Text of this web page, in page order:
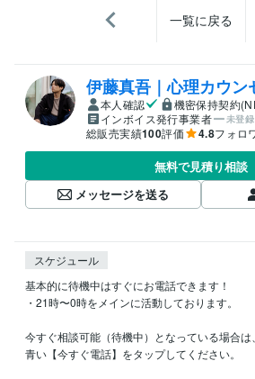
一覧に戻る
伊藤真吾｜心理カウン
本人確認
機密保持契約
インボイス発行事業者
未登録
総販売実績100評価 4.8フォロ
無料で見積り相談
メッセージを送る
スケジュール
基本的に待機中はすぐにお電話できます！
・21時〜0時をメインに活動しております。
今すぐ相談可能（待機中）となっている場合は、
青い【今すぐ電話】をタップしてください。